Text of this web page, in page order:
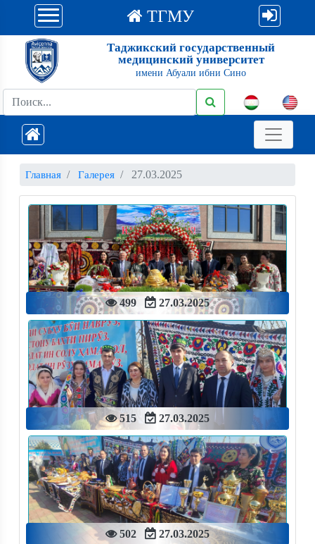
ТГМУ
Таджикский государственный
медицинский университет
имени Абуали ибни Сино
Главная Галерея 27.03.2025
499 27.03.2025
515 27.03.2025
502 27.03.2025